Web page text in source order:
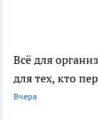
Всё для
для тех, кто
Вчера